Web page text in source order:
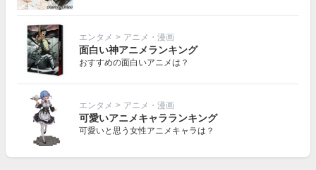
エンタメ > アニメ・漫画
面白い神アニメランキング
おすすめの面白いアニメは？
エンタメ > アニメ・漫画
可愛いアニメキャラランキング
可愛いと思う女性アニメキャラは？